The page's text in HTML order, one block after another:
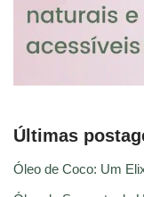
Últimas
Óleo de Coco: Um